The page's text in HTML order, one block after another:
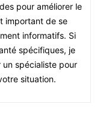
pour améliorer le
important de se
informatifs. Si
spécifiques, je
spécialiste pour
situation.